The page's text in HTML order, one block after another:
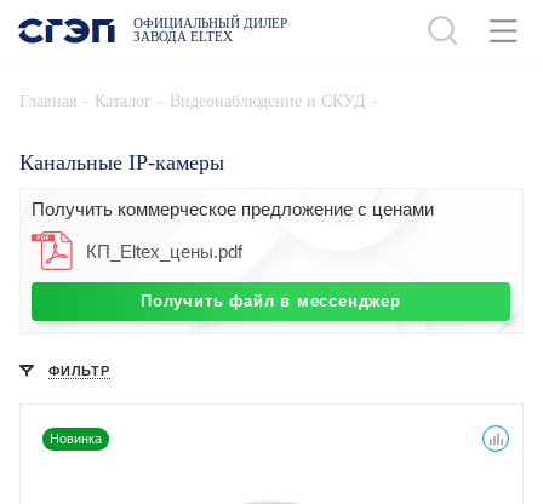
ОФИЦИАЛЬНЫЙ ДИЛЕР
ЗАВОДА ELTEX
Главная - Каталог - Видеонаблюдение и СКУД -
Канальные IP-камеры
Получить коммерческое предложение с ценами
КП_Eltex_цены.pdf
Получить файл в мессенджер
ФИЛЬТР
Новинка